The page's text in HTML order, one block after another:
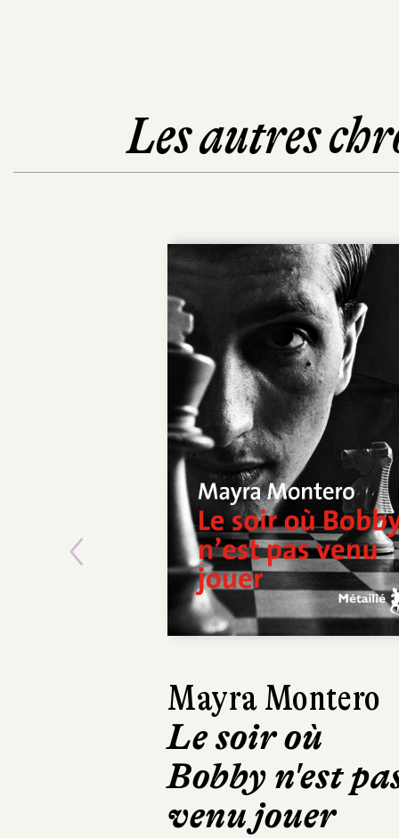
Les autres
Mayra Montero
Le soir où
Bobby n'est
venu jouerActes
Previous